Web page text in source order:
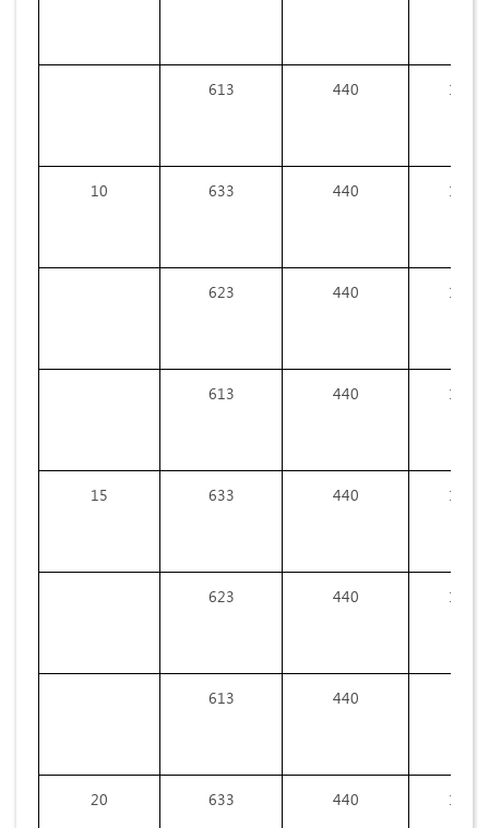
613 440 14,8
10 633 440 18,0
623 440 16,0
613 440 14,8
15 633 440 14,7
623 440 12,6
613 440
20 633 440 13,7